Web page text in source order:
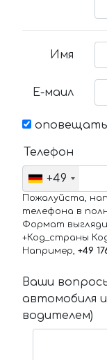
Имя
Е-маил
оповещать
Телефон
+49
Пожалуйста,
телефона в
Формат
+Код_страны
Например, +49
Ваши
автомобиля
водителем)